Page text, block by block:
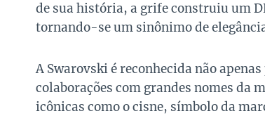
de sua história, a grife construiu um
tornando-se um sinônimo de
A Swarovski é reconhecida não
colaborações com grandes nomes da
icônicas como o cisne, símbolo da